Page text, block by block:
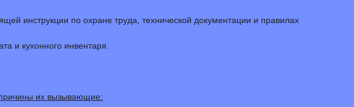
инструкции по охране труда, технической документации и правилах
и кухонного инвентаря.
их вызывающие: